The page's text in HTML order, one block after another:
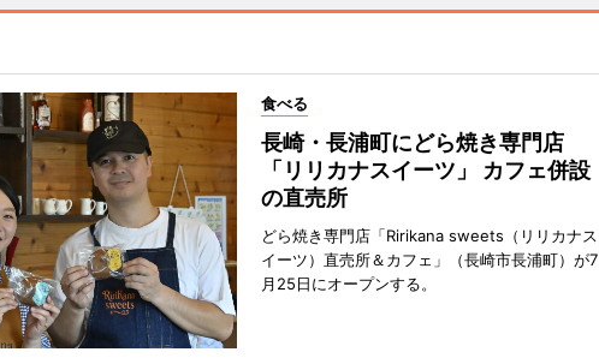
食べる
長崎・長浦町にどら焼き専門店
「リリカナスイーツ」 カフェ併設
の直売所
どら焼き専門店「Ririkana sweets（リリカナス
イーツ）直売所＆カフェ」（長崎市長浦町）が7
月25日にオープンする。